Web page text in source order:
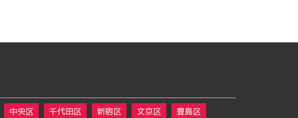
中央区 千代田区 新宿区 文京区
豊島区